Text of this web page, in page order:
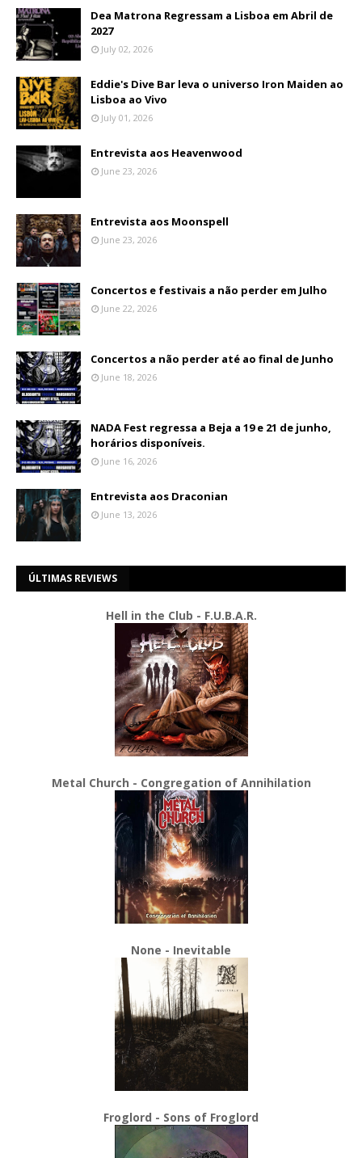
Dea Matrona Regressam a Lisboa em Abril de
2027
July 02, 2026
Eddie's Dive Bar leva o universo Iron Maiden ao
Lisboa ao Vivo
July 01, 2026
Entrevista aos Heavenwood
June 23, 2026
Entrevista aos Moonspell
June 23, 2026
Concertos e festivais a não perder em Julho
June 22, 2026
Concertos a não perder até ao final de Junho
June 18, 2026
NADA Fest regressa a Beja a 19 e 21 de junho,
horários disponíveis.
June 16, 2026
Entrevista aos Draconian
June 13, 2026
ÚLTIMAS REVIEWS
Hell in the Club - F.U.B.A.R.
Metal Church - Congregation of Annihilation
None - Inevitable
Froglord - Sons of Froglord